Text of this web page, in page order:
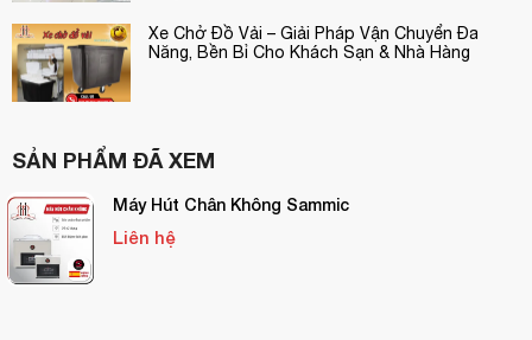
Thông số kỹ thuật (dòng máy SU)
Xe Chở Đồ Vải – Giải Pháp Vận Chuyển Đa
Năng, Bền Bỉ Cho Khách Sạn & Nhà Hàng
SẢN PHẨM ĐÃ XEM
Máy Hút Chân Không Sammic
Liên hệ